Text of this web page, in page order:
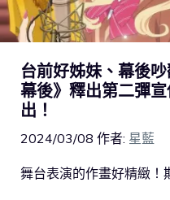
台前好姊妹、幕後
幕後》釋出第二彈
出！
2024/03/08 作者: 星藍
舞台表演的作畫好精緻！